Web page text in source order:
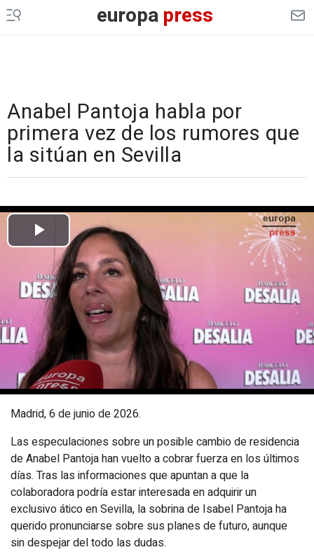
europapress
Anabel Pantoja habla por
primera vez de los rumores que
la sitúan en Sevilla
Madrid, 6 de junio de 2026.
Las especulaciones sobre un posible cambio de residencia
de Anabel Pantoja han vuelto a cobrar fuerza en los últimos
días. Tras las informaciones que apuntan a que la
colaboradora podría estar interesada en adquirir un
exclusivo ático en Sevilla, la sobrina de Isabel Pantoja ha
querido pronunciarse sobre sus planes de futuro, aunque
sin despejar del todo las dudas.